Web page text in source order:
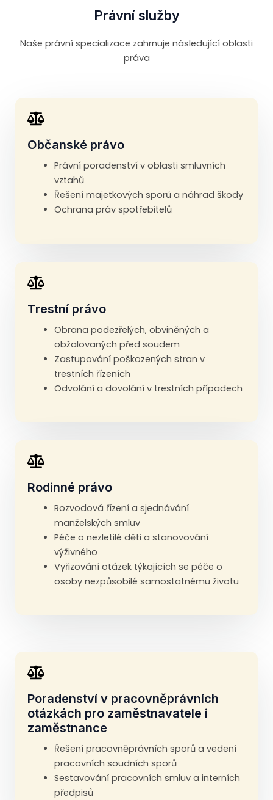
Právní služby
Naše právní specializace zahrnuje následující oblasti
práva
Občanské právo
Právní poradenství v oblasti smluvních
vztahů
Řešení majetkových sporů a náhrad škody
Ochrana práv spotřebitelů
Trestní právo
Obrana podezřelých, obviněných a
obžalovaných před soudem
Zastupování poškozených stran v
trestních řízeních
Odvolání a dovolání v trestních případech
Rodinné právo
Rozvodová řízení a sjednávání
manželských smluv
Péče o nezletilé děti a stanovování
výživného
Vyřizování otázek týkajících se péče o
osoby nezpůsobilé samostatnému životu
Poradenství v pracovněprávních
otázkách pro zaměstnavatele i
zaměstnance
Řešení pracovněprávních sporů a vedení
pracovních soudních sporů
Sestavování pracovních smluv a interních
předpisů